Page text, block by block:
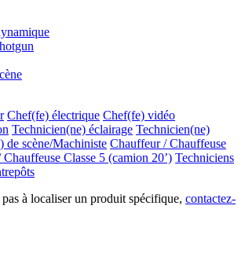
Chef(fe) électrique Chef(fe) vidéo
Technicien(ne) éclairage Technicien(ne)
de scène/Machiniste Chauffeur / Chauffeuse
Classe 5 (camion 20’) Techniciens
à localiser un produit spécifique, contactez-